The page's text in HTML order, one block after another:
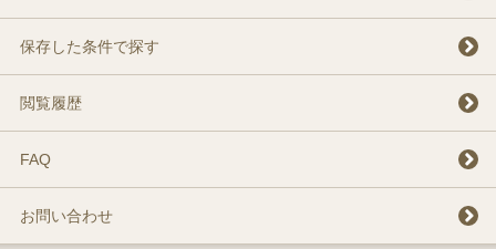
保存した条件で探す
閲覧履歴
FAQ
お問い合わせ